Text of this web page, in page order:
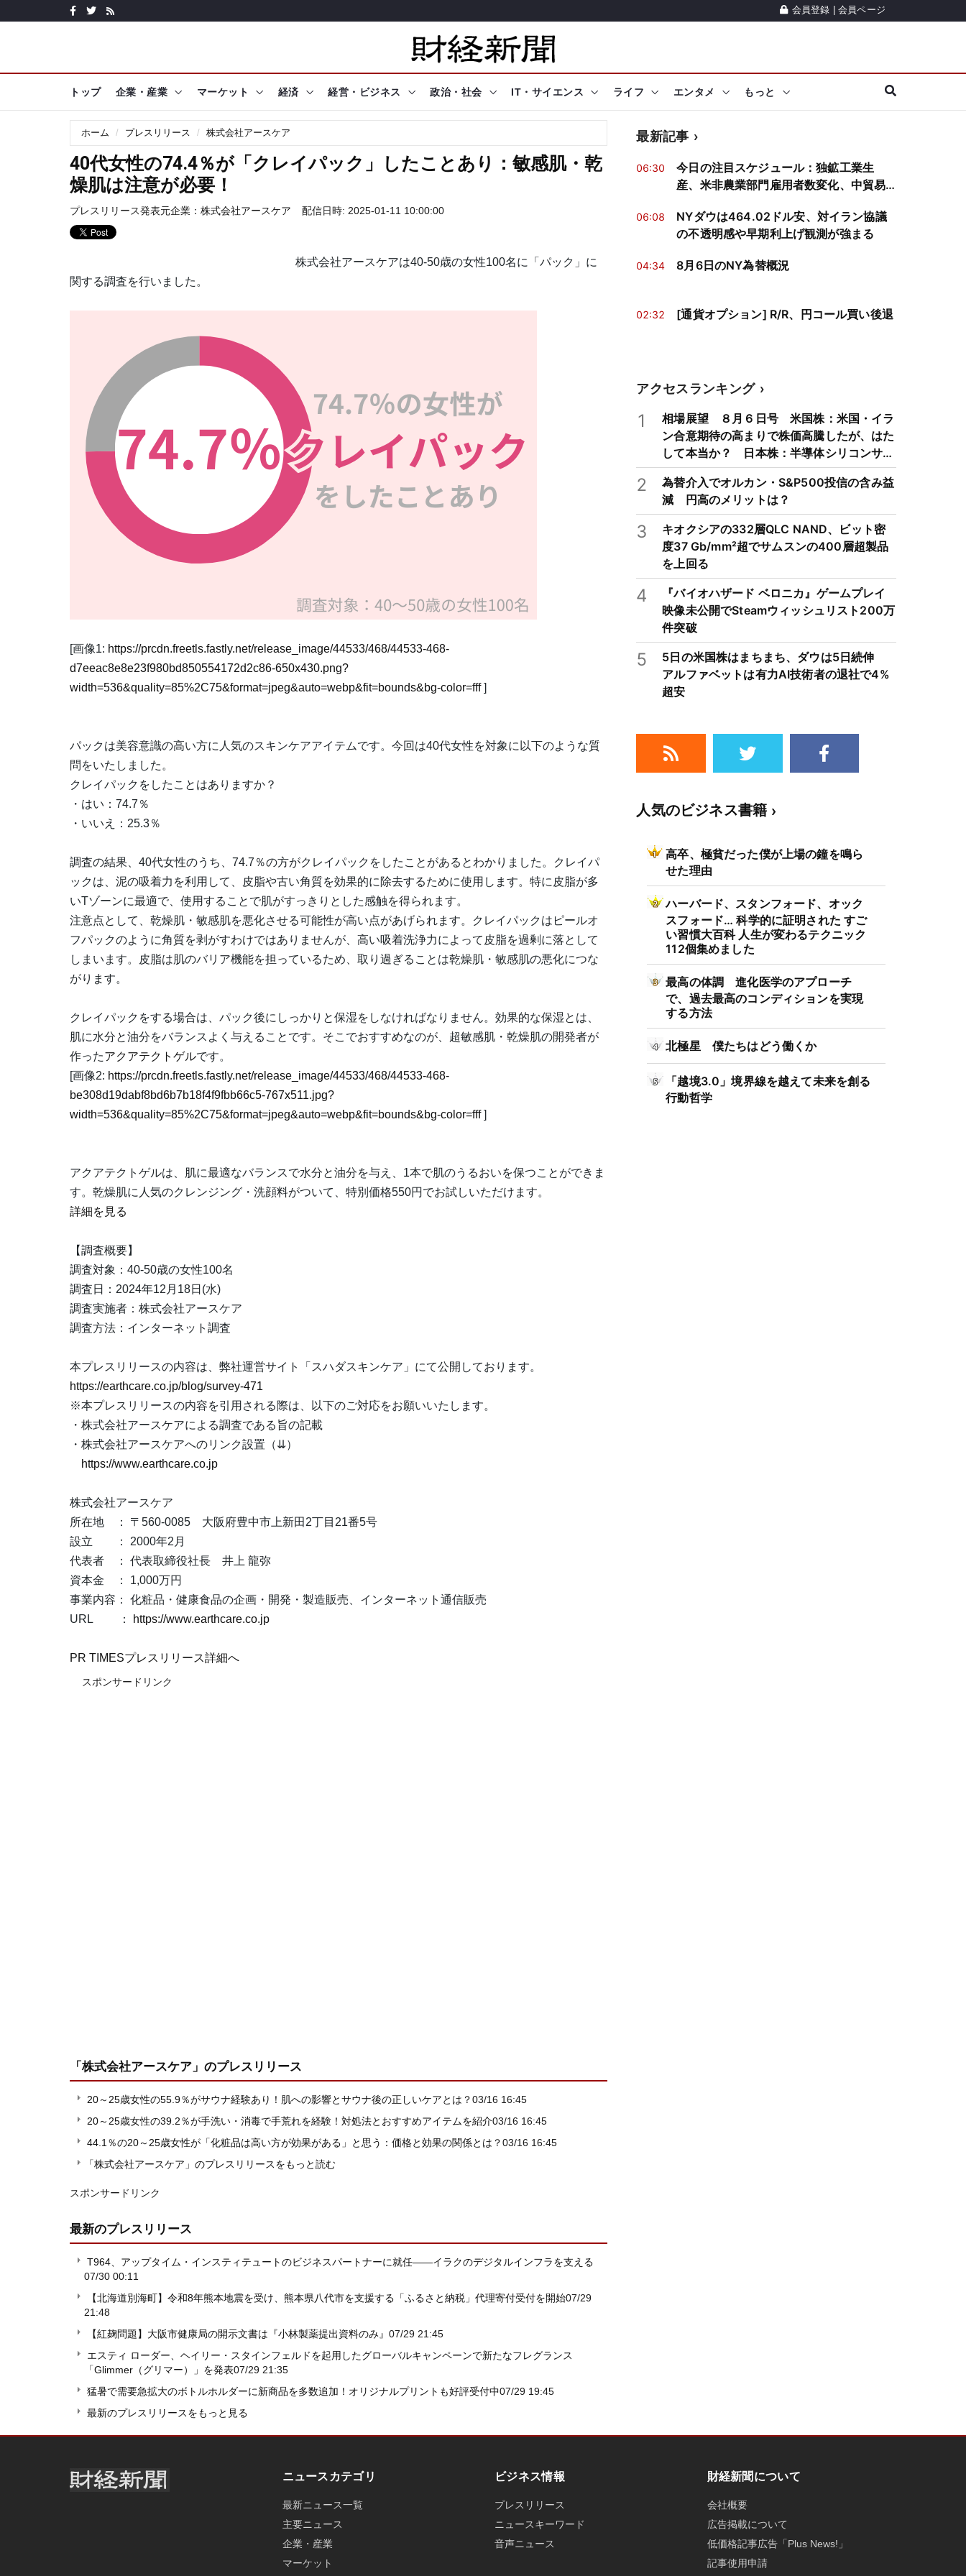
会員登録 会員ページ
トップ 企業・産業 マーケット 経済 経営・ビジネス 政治・社会 IT・サイエンス ライフ エンタメ もっと
ホーム プレスリリース 株式会社アースケア
40代女性の74.4％が「クレイパック」したことあり：敏感肌・乾
燥肌は注意が必要！
プレスリリース発表元企業： 株式会社アースケア 配信日時: 2025-01-11 10:00:00
株式会社アースケアは40-50歳の女性100名に「パック」に
関する調査を行いました。
[画像1: https://prcdn.freetls.fastly.net/release_image/44533/468/44533-468-
d7eeac8e8e23f980bd850554172d2c86-650x430.png?
width=536&quality=85%2C75&format=jpeg&auto=webp&fit=bounds&bg-color=fff]
パックは美容意識の高い方に人気のスキンケアアイテムです。今回は40代女性を対象に以下のような質
問をいたしました。
クレイパックをしたことはありますか？
・はい：74.7％
・いいえ：25.3％
調査の結果、40代女性のうち、74.7％の方がクレイパックをしたことがあるとわかりました。クレイパ
ックは、泥の吸着力を利用して、皮脂や古い角質を効果的に除去するために使用します。特に皮脂が多
いTゾーンに最適で、使用することで肌がすっきりとした感触を得られます。
注意点として、乾燥肌・敏感肌を悪化させる可能性が高い点があげられます。クレイパックはピールオ
フパックのように角質を剥がすわけではありませんが、高い吸着洗浄力によって皮脂を過剰に落として
しまいます。皮脂は肌のバリア機能を担っているため、取り過ぎることは乾燥肌・敏感肌の悪化につな
がります。
クレイパックをする場合は、パック後にしっかりと保湿をしなければなりません。効果的な保湿とは、
肌に水分と油分をバランスよく与えることです。そこでおすすめなのが、超敏感肌・乾燥肌の開発者が
作ったアクアテクトゲルです。
[画像2: https://prcdn.freetls.fastly.net/release_image/44533/468/44533-468-
be308d19dabf8bd6b7b18f4f9fbb66c5-767x511.jpg?
width=536&quality=85%2C75&format=jpeg&auto=webp&fit=bounds&bg-color=fff]
アクアテクトゲルは、肌に最適なバランスで水分と油分を与え、1本で肌のうるおいを保つことができま
す。乾燥肌に人気のクレンジング・洗顔料がついて、特別価格550円でお試しいただけます。
詳細を見る
【調査概要】
調査対象：40-50歳の女性100名
調査日：2024年12月18日(水)
調査実施者：株式会社アースケア
調査方法：インターネット調査
本プレスリリースの内容は、弊社運営サイト「スハダスキンケア」にて公開しております。
https://earthcare.co.jp/blog/survey-471
※本プレスリリースの内容を引用される際は、以下のご対応をお願いいたします。
・株式会社アースケアによる調査である旨の記載
・株式会社アースケアへのリンク設置（⇊）
https://www.earthcare.co.jp
株式会社アースケア
所在地 ： 〒560-0085 大阪府豊中市上新田2丁目21番5号
設立 ： 2000年2月
代表者 ： 代表取締役社長 井上 龍弥
資本金 ： 1,000万円
事業内容： 化粧品・健康食品の企画・開発・製造販売、インターネット通信販売
URL ：
https://www.earthcare.co.jp
PR TIMESプレスリリース詳細へ
スポンサードリンク
「株式会社アースケア」 のプレスリリース
20～25歳女性の55.9％がサウナ経験あり！肌への影響とサウナ後の正しいケアとは？03/16 16:45
20～25歳女性の39.2％が手洗い・消毒で手荒れを経験！対処法とおすすめアイテムを紹介03/16 16:45
44.1％の20～25歳女性が「化粧品は高い方が効果がある」と思う：価格と効果の関係とは？03/16 16:45
「株式会社アースケア」のプレスリリースをもっと読む
スポンサードリンク
最新のプレスリリース
T964、アップタイム・インスティテュートのビジネスパートナーに就任——イラクのデジタルインフラを支える
07/30 00:11
【北海道別海町】令和8年熊本地震を受け、熊本県八代市を支援する「ふるさと納税」代理寄付受付を開始07/29
21:48
【紅麹問題】大阪市健康局の開示文書は『小林製薬提出資料のみ』 07/29 21:45
エスティ ローダー、ヘイリー・スタインフェルドを起用したグローバルキャンペーンで新たなフレグランス
「Glimmer（グリマー）」を発表07/29 21:35
猛暑で需要急拡大のボトルホルダーに新商品を多数追加！オリジナルプリントも好評受付中07/29 19:45
最新のプレスリリースをもっと見る
最新記事
06:30
今日の注目スケジュール：独鉱工業生
産、米非農業部門雇用者数変化、中貿易
06:08
NYダウは464.02ドル安、対イラン協議
の不透明感や早期利上げ観測が強まる
04:34 8月6日のNY為替概況
02:32 [通貨オプション] R/R、円コール買い後退
アクセスランキング
1
相場展望 ８月６日号 米国株：米国・イラ
ン合意期待の高まりで株価高騰したが、はた
して本当か？ 日本株：半導体シリコンサイ
クルは3～4年周期で好・不況を繰り返すた
め注意
2
為替介入でオルカン・S&P500投信の含み益
減 円高のメリットは？
3
キオクシアの332層QLC NAND、ビット密
度37 Gb/mm²超でサムスンの400層超製品
を上回る
4
『バイオハザード ベロニカ』ゲームプレイ
映像未公開でSteamウィッシュリスト200万
件突破
5
5日の米国株はまちまち、ダウは5日続伸
アルファベットは有力AI技術者の退社で4%
超安
人気のビジネス書籍
高卒、極貧だった僕が上場の鐘を鳴ら
せた理由
ハーバード、スタンフォード、オック
スフォード… 科学的に証明された すご
い習慣大百科 人生が変わるテクニック
112個集めました
最高の体調 進化医学のアプローチ
で、過去最高のコンディションを実現
する方法
北極星 僕たちはどう働くか
「越境3.0」境界線を越えて未来を創る
行動哲学
ニュースカテゴリ
最新ニュース一覧
主要ニュース
企業・産業
マーケット
ビジネス情報
プレスリリース
ニュースキーワード
音声ニュース
財経新聞について
会社概要
広告掲載について
低価格記事広告「Plus News!」
記事使用申請